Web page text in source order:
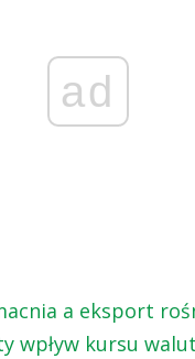
ad
a eksport
wpływ kursu